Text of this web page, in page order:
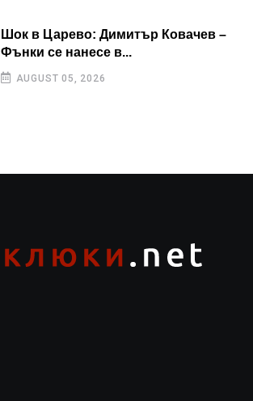
Шок в Царево: Димитър Ковачев –
Фънки се нанесе в...
AUGUST 05, 2026